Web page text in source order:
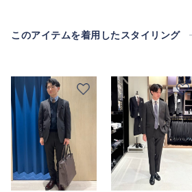
このアイテムを着用したスタイリング